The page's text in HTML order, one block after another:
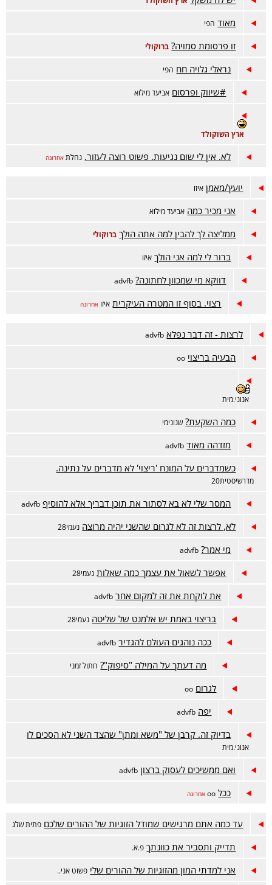
מאוד הפי
זו פרסומת סמויה? ברוקולי
נראלי גלויה חח הפי
#שיווק ופרסום אביעד מילוא
ארץ השוקולד
לא. אין לי שום נגיעות. פשוט רוצה לעזור. נחלת אחרונה
יועץ/מאמן איזו
אני מכיר כמה אביעד מילוא
ממליצה לך להבין למה אתה הולך ברוקולי
ברור לי למה אני הולך איזו
דווקא מי שמכוון לחתונה? advfb
רצוי. בסוף זו המטרה העיקרית איזו אחרונה
לרצות - זה דבר נפלא advfb
הבעיה בריצוי oo
אנוני.מית
כמה השקעת? שנונימי
מזדהה מאוד advfb
כשמדברים על המונח 'ריצוי' לא מדברים על נתינה.
מדרשיסטית20
המסר שלי לא בא לסתור את תוכן דבריך אלא להוסיף advfb
לא, לרצות זה לא לגרום שהשני יהיה מרוצה נעמי28
מי אמר? advfb
אפשר לשאול את עצמך כמה שאלות נעמי28
את לוקחת את זה למקום אחר advfb
בריצוי באמת יש אלמנט של שליטה נעמי28
ככה נוהגים העולם להגדיר advfb
מה דעתך על המילה "סיפוק"? חתול זמני
לגרום oo
יפה advfb
בדיוק זה. קרבן של "משא ומתן" שהצד השני לא הסכים לו
אנוני.מית
ואם ממשיכים לעסוק ברצון advfb
ככל oo אחרונה
עד כמה אתם מרגישים שמודל הזוגיות של ההורים שלכם פתית שלג
תדייק ותסביר את כוונתך פ.א.
אני למדתי המון מהזוגיות של ההורים שלי פשוט אני..